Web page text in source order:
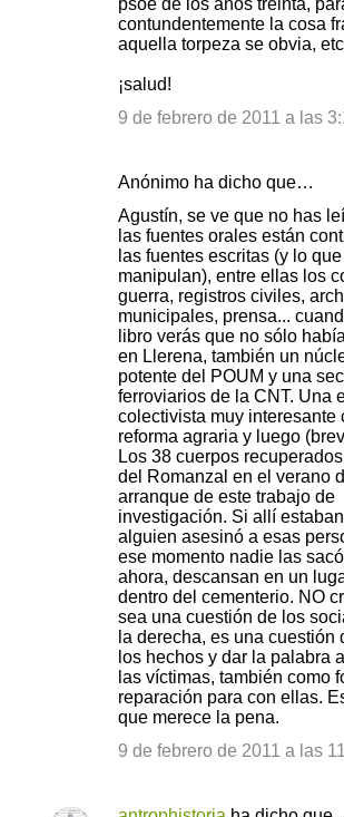
psoe de los años treinta,
contundentemente la cosa
aquella torpeza se obvia,
¡salud!
9 de febrero de 2011 a las
Anónimo ha dicho que…
Agustín, se ve que no has
las fuentes orales están
las fuentes escritas (y lo
manipulan), entre ellas los
guerra, registros civiles,
municipales, prensa...
libro verás que no sólo
en Llerena, también un
potente del POUM y una
ferroviarios de la CNT. Una
colectivista muy interesante
reforma agraria y luego
Los 38 cuerpos
del Romanzal en el verano
arranque de este trabajo de
investigación. Si allí
alguien asesinó a esas
ese momento nadie las
ahora, descansan en un
dentro del cementerio. NO
sea una cuestión de los
la derecha, es una cuestión
los hechos y dar la palabra
las víctimas, también como
reparación para con ellas.
que merece la pena.
9 de febrero de 2011 a las